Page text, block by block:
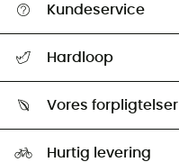
Kundeservice
Returnering & Tilbagebetaling
Hardloop
Our ambassadors
Vores forpligtelser
Hurtig levering